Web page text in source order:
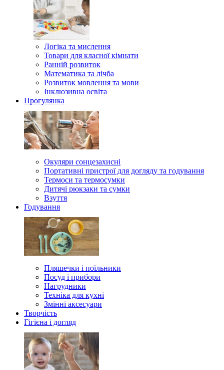
Логіка та мислення
Товари для класної кімнати
Ранній розвиток
Математика та лічба
Розвиток мовлення та мови
Інклюзивна освіта
Прогулянка
Окуляри сонцезахисні
Портативні пристрої для догляду та годування
Термоси та термосумки
Дитячі рюкзаки та сумки
Взуття
Годування
Пляшечки і поїльники
Посуд і прибори
Нагрудники
Техніка для кухні
Змінні аксесуари
Творчість
Гігієна і догляд